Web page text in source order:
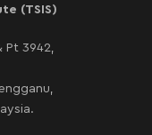
(TSIS)
Pt 3942,